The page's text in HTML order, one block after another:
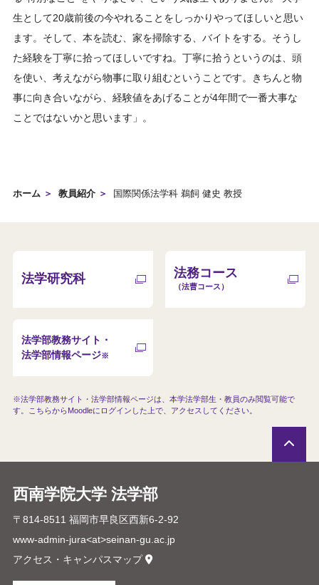
生として20歳前後の今やれることをしっかりやってほしいと思い
ます。そして、本を読む、家を掃除する、バイトをする。そうし
た経験を丁寧に拾ってほしいですね。丁寧に拾うというのは、頭
を使い、考えながら物事に取り組むということです。きちんと物
事に向き合いながら、経験値をあげることが4年間で一番大事な
ことではないかと思います」。
ホーム 教員紹介 国際関係法学科 鵜飼 健史 教授
法学研究科 法務コース
（法曹コース）
法学部教務サイト・
法学部情報ページ※
※法学部教務サイト・法学部情報ページは、本学法学部生・教員のみ閲覧可能で
す。こちらからMoodleにログインした上で、アクセスしてください。
西南学院大学 法学部
〒814-8511 福岡市早良区西新6-2-92
www-admin-jura<at>seinan-gu.ac.jp
アクセス・キャンパスマップ